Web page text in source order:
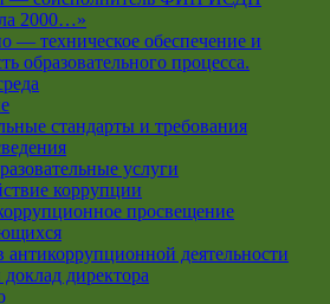
2000…»
— техническое обеспечение и
образовательного процесса.
стандарты и требования
услуги
коррупции
просвещение
антикоррупционной деятельности
директора